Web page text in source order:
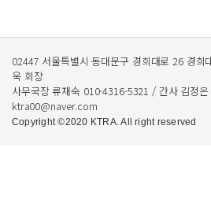
02447 서울특별시 동대문구 경희대로 26 경희
욱 회장
사무국장 류재숙 010-4316-5321 / 간사 김정
ktra00@naver.com
Copyright ©2020 KTRA. All right reserved